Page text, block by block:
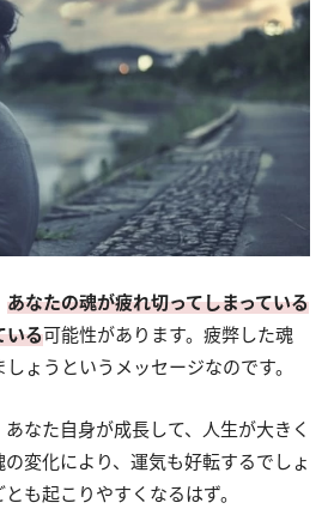
あなたの魂が疲れ切ってしまっている
いる可能性があります。疲弊した魂
ょうというメッセージなのです。
なた自身が成長して、人生が大きく
変化により、運気も好転するでしょ
も起こりやすくなるはず。